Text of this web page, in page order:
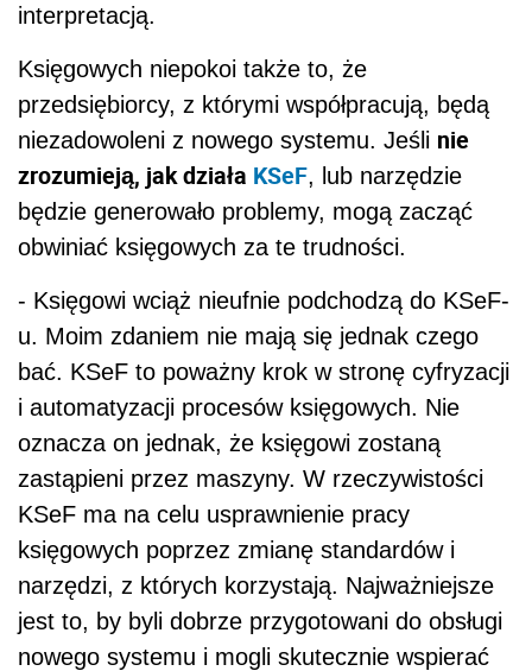
interpretacją.
Księgowych niepokoi także to, że
przedsiębiorcy, z którymi współpracują, będą
niezadowoleni z nowego systemu. Jeśli nie
zrozumieją, jak działa KSeF, lub narzędzie
będzie generowało problemy, mogą zacząć
obwiniać księgowych za te trudności.
- Księgowi wciąż nieufnie podchodzą do KSeF-
u. Moim zdaniem nie mają się jednak czego
bać. KSeF to poważny krok w stronę cyfryzacji
i automatyzacji procesów księgowych. Nie
oznacza on jednak, że księgowi zostaną
zastąpieni przez maszyny. W rzeczywistości
KSeF ma na celu usprawnienie pracy
księgowych poprzez zmianę standardów i
narzędzi, z których korzystają. Najważniejsze
jest to, by byli dobrze przygotowani do obsługi
nowego systemu i mogli skutecznie wspierać